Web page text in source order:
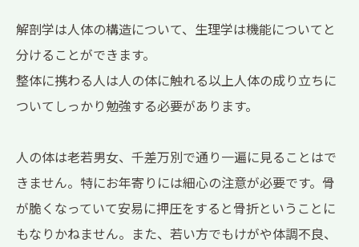
解剖学は人体の構造について、生理学は機能についてと
分けることができます。
整体に携わる人は人の体に触れる以上人体の成り立ちに
ついてしっかり勉強する必要があります。
人の体は老若男女、千差万別で通り一遍に見ることはで
きません。特にお年寄りには細心の注意が必要です。骨
が脆くなっていて安易に押圧をすると骨折ということに
もなりかねません。また、若い方でもけがや体調不良、